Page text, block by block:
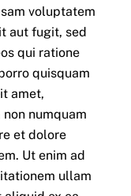
voluptatem
aut fugit, sed
qui ratione
quisquam
amet,
numquam
et dolore
Ut enim ad
ullam